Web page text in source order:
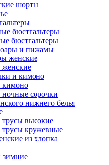
шорты
бюстгальтеры
бюстгальтеры
и пижамы
женские
и кимоно
кимоно
сорочки
нижнего белья
высокие
трусы кружевные
из хлопка
зимние